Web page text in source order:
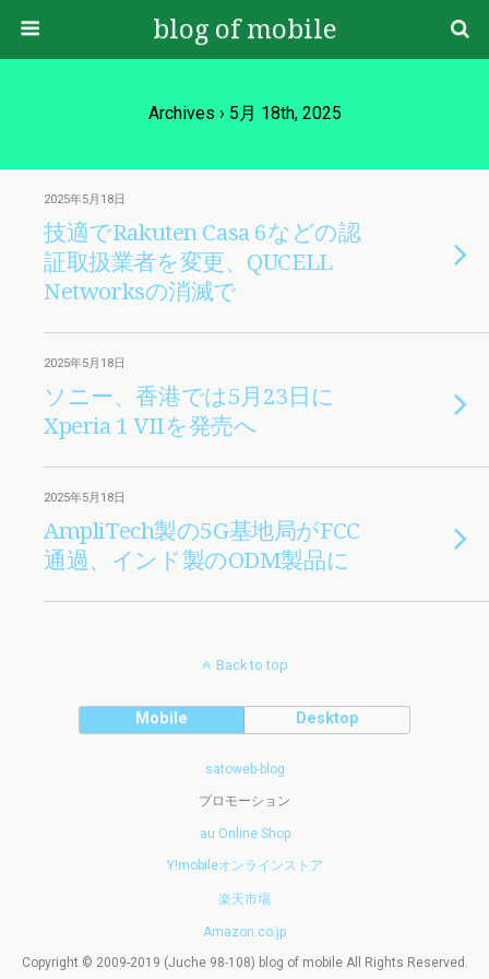
blog of mobile
Archives › 5月 18th, 2025
2025年5月18日
技適でRakuten Casa 6などの認
証取扱業者を変更、QUCELL
Networksの消滅で
2025年5月18日
ソニー、香港では5月23日に
Xperia 1 VIIを発売へ
2025年5月18日
AmpliTech製の5G基地局がFCC
通過、インド製のODM製品に
Back to top
Mobile Desktop
satoweb-blog
プロモーション
au Online Shop
Y!mobileオンラインストア
楽天市場
Amazon.co.jp
Copyright © 2009-2019 (Juche 98-108) blog of mobile All Rights Reserved.